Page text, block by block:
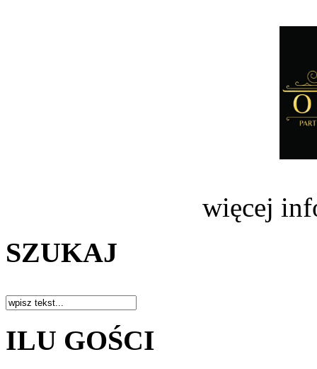
więcej
SZUKAJ
ILU GOŚCI